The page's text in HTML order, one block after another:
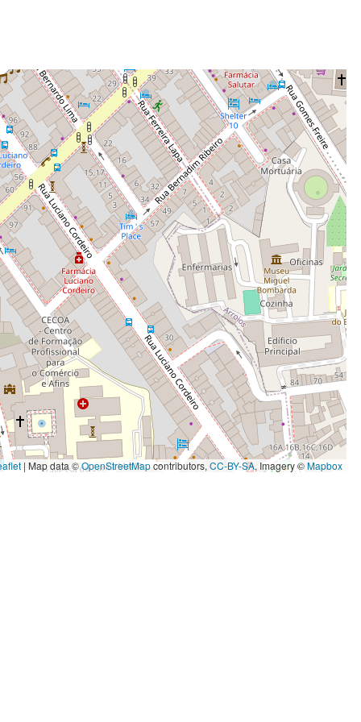
| Map data ©OpenStreetMapcontributors, CC-BY-SA, Imagery ©Mapbox